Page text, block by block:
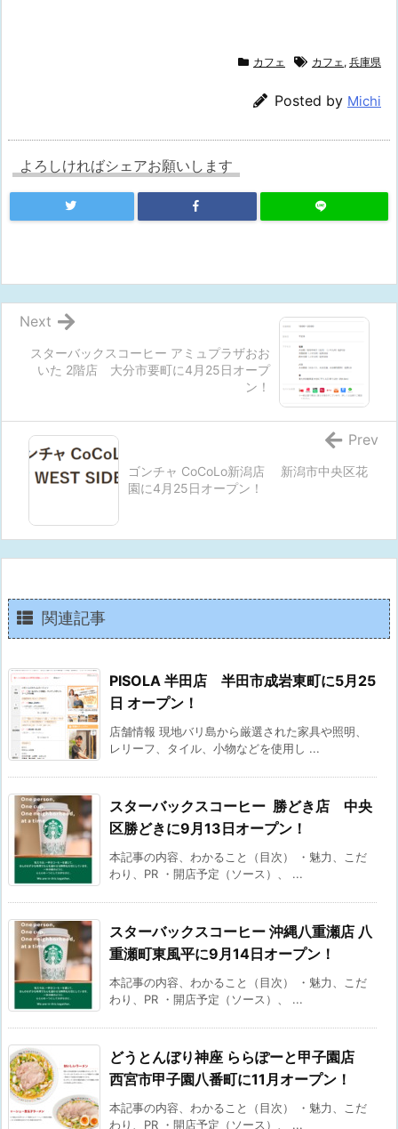
カフェ カフェ, 兵庫県
Posted by Michi
よろしければシェアお願いします
スターバックスコーヒー アミュプラザおお
いた 2階店 大分市要町に4月25日オープ
ン！
Next
ゴンチャ CoCoLo新潟店 新潟市中央区花
園に4月25日オープン！
Prev
関連記事
PISOLA 半田店 半田市成岩東町に5月25
日 オープン！
店舗情報 現地バリ島から厳選された家具や照明、
レリーフ、タイル、小物などを使用し ...
スターバックスコーヒー 勝どき店 中央
区勝どきに9月13日オープン！
本記事の内容、わかること（目次） ・魅力、こだ
わり、PR ・開店予定（ソース）、 ...
スターバックスコーヒー 沖縄八重瀬店 八
重瀬町東風平に9月14日オープン！
本記事の内容、わかること（目次） ・魅力、こだ
わり、PR ・開店予定（ソース）、 ...
どうとんぼり神座 ららぽーと甲子園店
西宮市甲子園八番町に11月オープン！
本記事の内容、わかること（目次） ・魅力、こだ
わり、PR ・開店予定（ソース）、 ...